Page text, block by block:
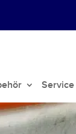
Service